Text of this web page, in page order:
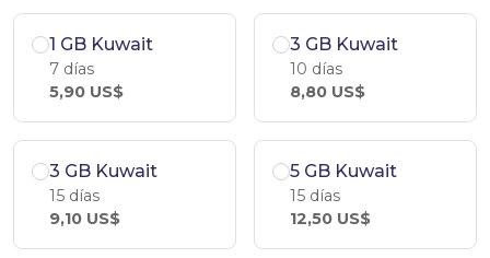
1 GB Kuwait
7 días
5,90 US$
3 GB Kuwait
10 días
8,80 US$
3 GB Kuwait
15 días
9,10 US$
5 GB Kuwait
15 días
12,50 US$